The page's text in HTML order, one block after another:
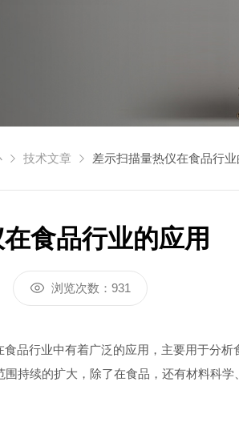
技术文章 差示扫描量热仪在食品行业
食品行业的应用
浏览次数：931
食品行业中有着广泛的应用，主要用于分
持续的扩大，除了在食品，还有材料科学